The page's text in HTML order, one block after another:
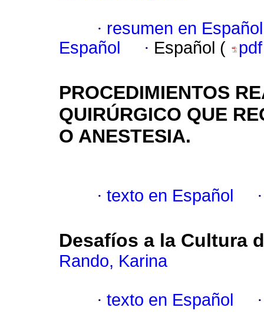
· resumen en Español
Español
· Español (
PROCEDIMIENTOS
QUIRÚRGICO QUE
O ANESTESIA.
· texto en Español
Desafíos a la Cultura
Rando, Karina
· texto en Español